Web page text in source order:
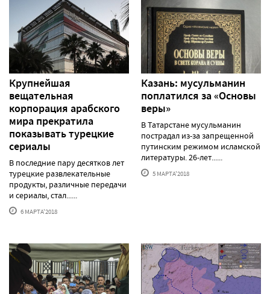
Крупнейшая
вещательная
корпорация арабского
мира прекратила
показывать турецкие
сериалы
В последние пару десятков лет
турецкие развлекательные
продукты, различные передачи
и сериалы, стал......
6 МАРТА'2018
Казань: мусульманин
поплатился за «Основы
веры»
В Татарстане мусульманин
пострадал из-за запрещенной
путинским режимом исламской
литературы. 26-лет......
5 МАРТА'2018